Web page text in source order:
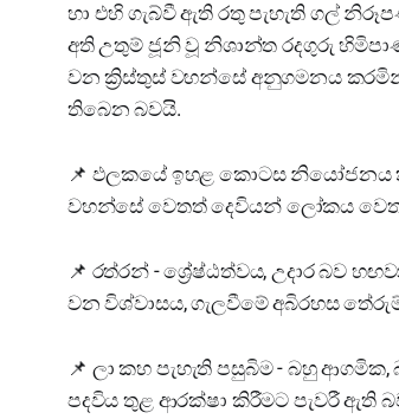
හා එහි ගැබ්වී ඇති රතු පැහැති ගල්
අති උතුම් ජූනි වූ නිශාන්ත රදගුරු
වන ක්‍රිස්තුස් වහන්සේ අනුගමනය කරමින්
තිබෙන බවයි.
📌️ ඵලකයේ ඉහළ කොටස නියෝජනය
වහන්සේ වෙතත් දෙවියන් ලෝකය
📌️ රත්රන් - ශ්‍රේෂ්ඨත්වය, උදාර බව
වන විශ්වාසය, ගැලවීමේ අබිරහස
📌️ ලා කහ පැහැති පසුබිම - බහු
පදවිය තුළ ආරක්ෂා කිරීමට පැවරී ඇති